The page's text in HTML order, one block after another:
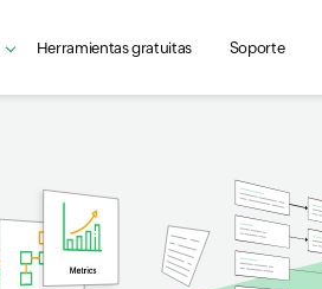
Herramientas gratuitas Soporte